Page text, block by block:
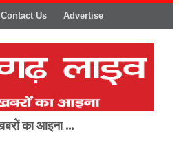
Contact Us Advertise
का आइना ...